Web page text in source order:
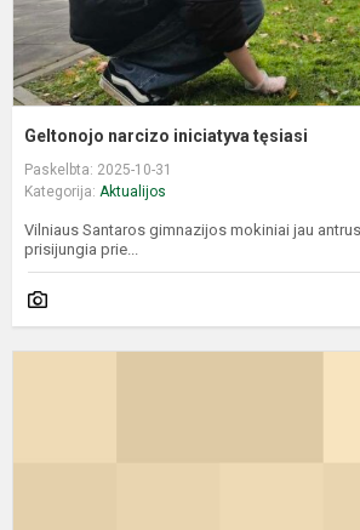
Geltonojo narcizo iniciatyva tęsiasi
Paskelbta: 2025-10-31
Kategorija: Aktualijos
Vilniaus Santaros gimnazijos mokiniai jau
prisijungia prie...